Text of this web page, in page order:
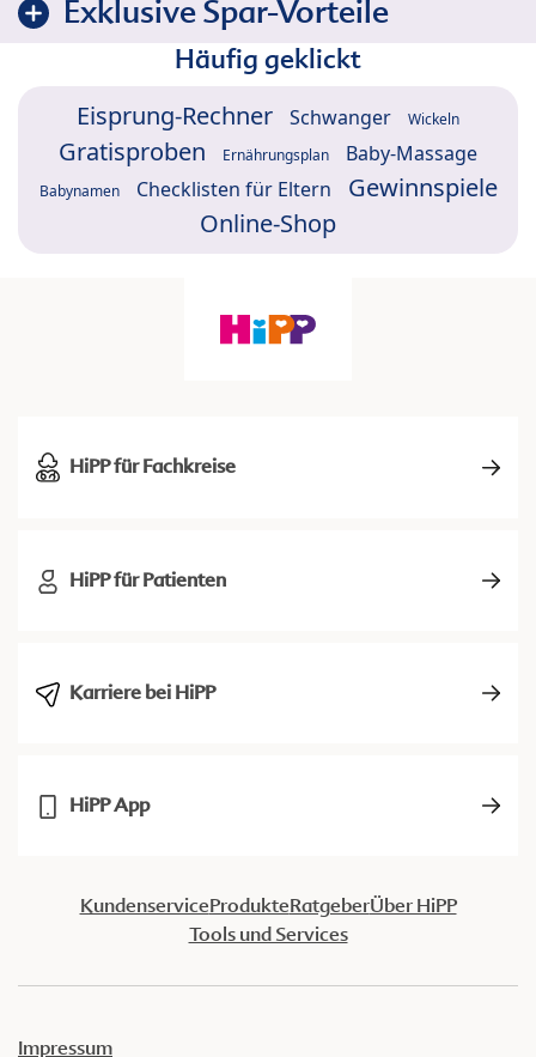
Exklusive Spar-Vorteile
Häufig geklickt
Eisprung-Rechner Schwanger Wickeln
Gratisproben Ernährungsplan Baby-Massage
Babynamen Checklisten für Eltern
Gewinnspiele
Online-Shop
HiPP für Fachkreise
HiPP für Patienten
Karriere bei HiPP
HiPP App
KundenserviceProdukteRatgeberÜber HiPP
Tools und Services
Impressum